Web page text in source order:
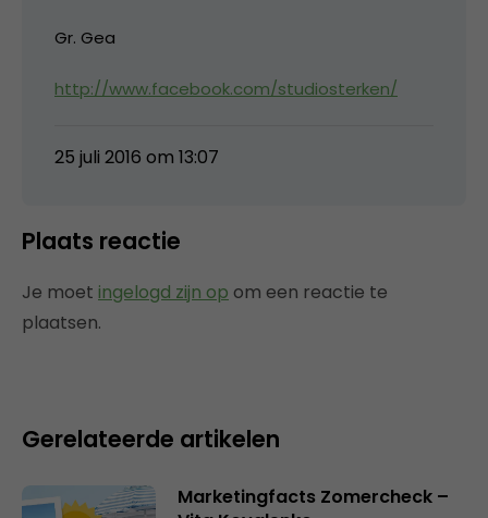
Gr. Gea
http://www.facebook.com/studiosterken/
25 juli 2016 om 13:07
Plaats reactie
Je moet ingelogd zijn op om een reactie te
plaatsen.
Gerelateerde artikelen
Marketingfacts Zomercheck –